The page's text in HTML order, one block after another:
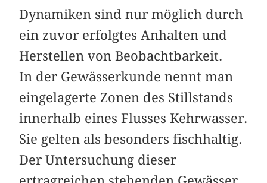
Dynamiken sind nur möglich durch
ein zuvor erfolgtes Anhalten und
Herstellen von Beobachtbarkeit.
In der Gewässerkunde nennt man
eingelagerte Zonen des Stillstands
innerhalb eines Flusses Kehrwasser.
Sie gelten als besonders fischhaltig.
Der Untersuchung dieser